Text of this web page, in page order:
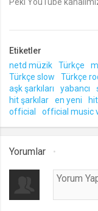
Etiketler
netd müzik
Türkçe
Türkçe slow
Türkçe
aşk şarkıları
yabancı
hit şarkılar
en yeni hit
official
official music
Yorumlar